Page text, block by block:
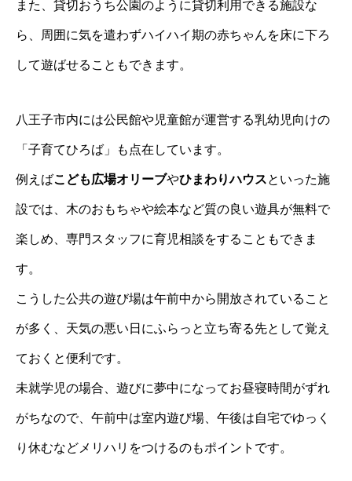
また、貸切おうち公園のように貸切利用できる施設な
ら、周囲に気を遣わずハイハイ期の赤ちゃんを床に下ろ
して遊ばせることもできます。
八王子市内には公民館や児童館が運営する乳幼児向けの
「子育てひろば」も点在しています。
例えばこども広場オリーブやひまわりハウスといった施
設では、木のおもちゃや絵本など質の良い遊具が無料で
楽しめ、専門スタッフに育児相談をすることもできま
す。
こうした公共の遊び場は午前中から開放されていること
が多く、天気の悪い日にふらっと立ち寄る先として覚え
ておくと便利です。
未就学児の場合、遊びに夢中になってお昼寝時間がずれ
がちなので、午前中は室内遊び場、午後は自宅でゆっく
り休むなどメリハリをつけるのもポイントです。